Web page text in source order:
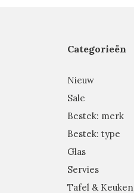
Categorieën
Nieuw
Sale
Bestek: merk
Bestek: type
Glas
Servies
Tafel & Keuken